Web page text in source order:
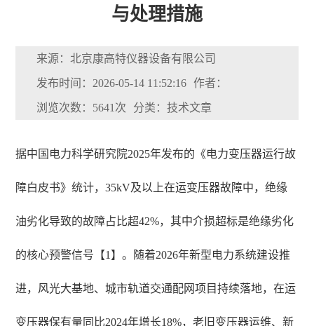
与处理措施
来源：北京康高特仪器设备有限公司
发布时间：2026-05-14 11:52:16 作者：
浏览次数：5641次 分类：技术文章
据中国电力科学研究院2025年发布的《电力变压器运行故
障白皮书》统计，35kV及以上在运变压器故障中，绝缘
油劣化导致的故障占比超42%，其中介损超标是绝缘劣化
的核心预警信号【1】。随着2026年新型电力系统建设推
进，风光大基地、城市轨道交通配网项目持续落地，在运
变压器保有量同比2024年增长18%，老旧变压器运维、新